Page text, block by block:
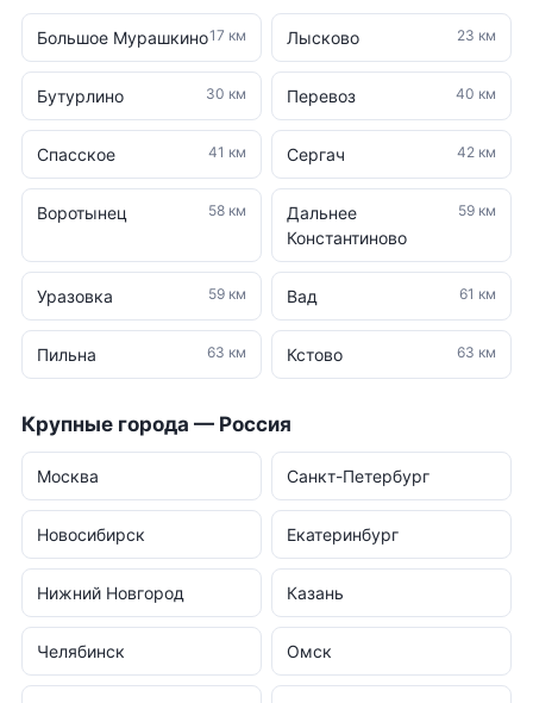
Большое Мурашкино17 км Лысково 23 км
Бутурлино 30 км Перевоз 40 км
Спасское 41 км Сергач 42 км
Воротынец 58 км
Дальнее
Константиново
59 км
Уразовка 59 км Вад 61 км
Пильна 63 км Кстово 63 км
Крупные города — Россия
Москва Санкт-Петербург
Новосибирск Екатеринбург
Нижний Новгород Казань
Челябинск Омск